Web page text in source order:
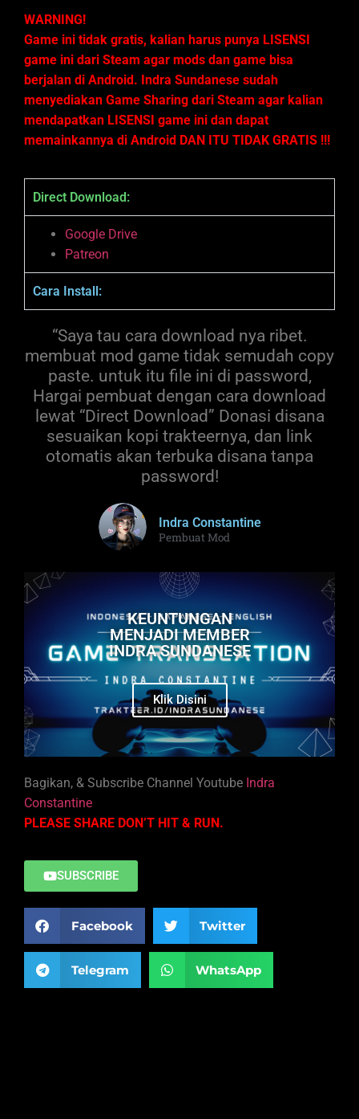
WARNING!
Game ini tidak gratis, kalian harus punya LISENSI
game ini dari Steam agar mods dan game bisa
berjalan di Android. Indra Sundanese sudah
menyediakan Game Sharing dari Steam agar kalian
mendapatkan LISENSI game ini dan dapat
memainkannya di Android DAN ITU TIDAK GRATIS !!!
Direct Download:
Google Drive
Patreon
Cara Install:
“Saya tau cara download nya ribet.
membuat mod game tidak semudah copy
paste. untuk itu file ini di password,
Hargai pembuat dengan cara download
lewat “Direct Download” Donasi disana
sesuaikan kopi trakteernya, dan link
otomatis akan terbuka disana tanpa
password!
Indra Constantine
Pembuat Mod
KEUNTUNGAN
MENJADI MEMBER
INDRA SUNDANESE
Klik Disini
Bagikan, & Subscribe Channel Youtube Indra
Constantine
PLEASE SHARE DON’T HIT & RUN.
SUBSCRIBE
Facebook Twitter
Telegram WhatsApp